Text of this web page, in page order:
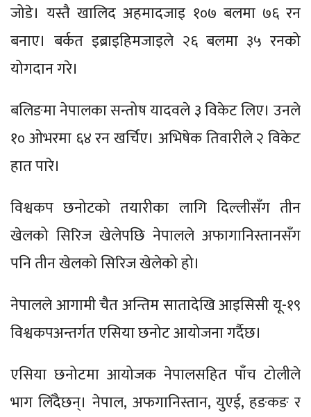
जोडे। यस्तै खालिद अहमादजाइ १०७ बलमा ७६ रन
बनाए। बर्कत इब्राइहिमजाइले २६ बलमा ३५ रनको
योगदान गरे।
बलिङमा नेपालका सन्तोष यादवले ३ विकेट लिए। उनले
१० ओभरमा ६४ रन खर्चिए। अभिषेक तिवारीले २ विकेट
हात पारे।
विश्वकप छनोटको तयारीका लागि दिल्लीसँग तीन
खेलको सिरिज खेलेपछि नेपालले अफागानिस्तानसँग
पनि तीन खेलको सिरिज खेलेको हो।
नेपालले आगामी चैत अन्तिम सातादेखि आइसिसी यू-१९
विश्वकपअन्तर्गत एसिया छनोट आयोजना गर्दैछ।
एसिया छनोटमा आयोजक नेपालसहित पाँच टोलीले
भाग लिँदैछन्। नेपाल, अफगानिस्तान, युएई, हङकङ र